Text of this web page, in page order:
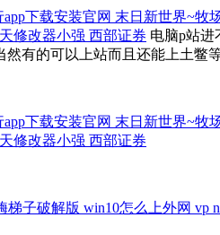
下载安装官网 末日新世界~牧
修改器小强 西部证券 电脑p站进
有的可以上站而且还能上土鳖
下载安装官网 末日新世界~牧
修改器小强 西部证券
子破解版 win10怎么上外网 vp